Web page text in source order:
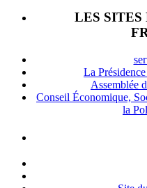
LES SITES
La
Assemblée
Conseil Économique,
la